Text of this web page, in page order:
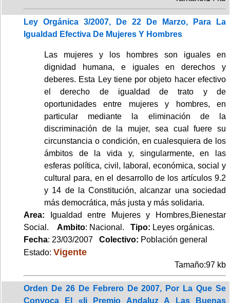
Ley Orgánica 3/2007, De 22 De Marzo, Para La
Igualdad Efectiva De Mujeres Y Hombres
Las mujeres y los hombres son iguales en
dignidad humana, e iguales en derechos y
deberes. Esta Ley tiene por objeto hacer efectivo
el derecho de igualdad de trato y de
oportunidades entre mujeres y hombres, en
particular mediante la eliminación de la
discriminación de la mujer, sea cual fuere su
circunstancia o condición, en cualesquiera de los
ámbitos de la vida y, singularmente, en las
esferas política, civil, laboral, económica, social y
cultural para, en el desarrollo de los artículos 9.2
y 14 de la Constitución, alcanzar una sociedad
más democrática, más justa y más solidaria.
Area: Igualdad entre Mujeres y Hombres,Bienestar
Social. Ambito: Nacional. Tipo: Leyes orgánicas.
Fecha: 23/03/2007 Colectivo: Población general
Estado: Vigente
Tamaño:97 kb
Orden De 26 De Febrero De 2007, Por La Que Se
Convoca El «Ii Premio Andaluz A Las Buenas